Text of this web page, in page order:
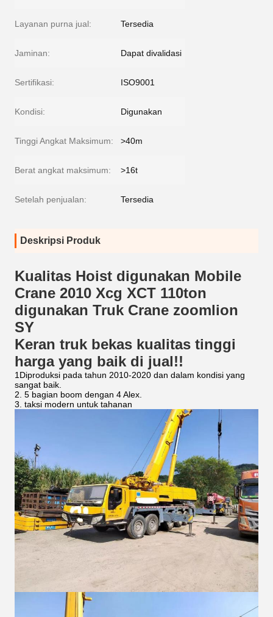
Layanan purna jual: Tersedia
Jaminan: Dapat divalidasi
Sertifikasi: ISO9001
Kondisi: Digunakan
Tinggi Angkat Maksimum: >40m
Berat angkat maksimum: >16t
Setelah penjualan: Tersedia
Deskripsi Produk
Kualitas Hoist digunakan Mobile
Crane 2010 Xcg XCT 110ton
digunakan Truk Crane zoomlion
SY
Keran truk bekas kualitas tinggi
harga yang baik di jual!!
1Diproduksi pada tahun 2010-2020 dan dalam kondisi yang
sangat baik.
2. 5 bagian boom dengan 4 Alex.
3. taksi modern untuk tahanan